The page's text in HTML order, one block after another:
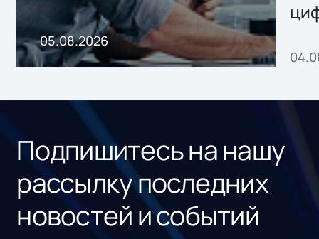
05.08.2026
Подпишитесь на нашу
рассылку последних
новостей и событий